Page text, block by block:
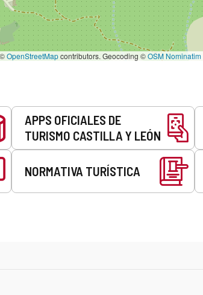
OpenStreetMapcontributors. Geocoding ©OSM Nominatim
APPS OFICIALES DE
TURISMO CASTILLA Y LEÓN
NORMATIVA TURÍSTICA